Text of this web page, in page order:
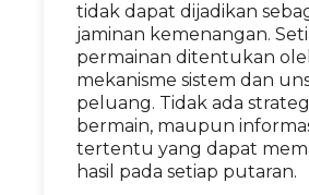
tidak dapat dijadikan
jaminan kemenangan.
permainan ditentukan
mekanisme sistem dan
peluang. Tidak ada
bermain, maupun
tertentu yang dapat
hasil pada setiap putaran.